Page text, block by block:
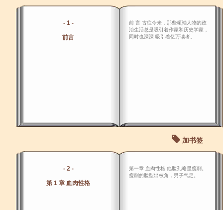
- 1 -
前言
前 言 古往今来，那些领袖人物的政
治生活总是吸引着作家和历史学家，
同时也深深 吸引着亿万读者。
加书签
- 2 -
第 1 章 血肉性格
第一章 血肉性格 他脸孔略显瘦削。
瘦削的脸型出枝角，男子气足。